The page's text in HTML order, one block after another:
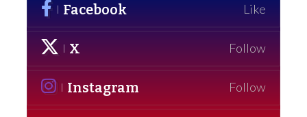
Facebook Like
X Follow
Instagram Follow